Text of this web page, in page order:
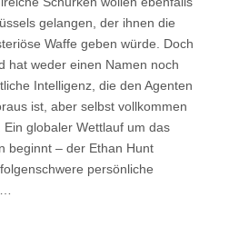
gelangen, der ihnen die
Waffe geben würde. Doch
hat weder einen Namen noch
Intelligenz, die den Agenten
ist, aber selbst vollkommen
globaler Wettlauf um das
beginnt – der Ethan Hunt
persönliche